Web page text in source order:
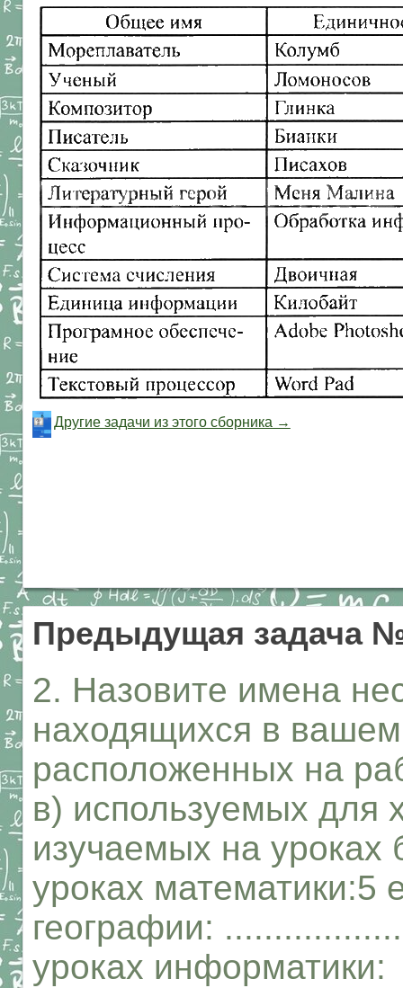
Другие задачи из этого сборника →
Предыдущая задача
2. Назовите имена
находящихся в
расположенных на
в) используемых для
изучаемых на уроках
уроках математики:5
географии:
уроках информатики: